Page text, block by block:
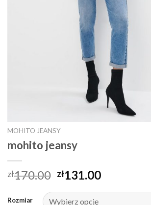
MOHITO JEANSY
mohito jeansy
zł170.00 zł131.00
Rozmiar